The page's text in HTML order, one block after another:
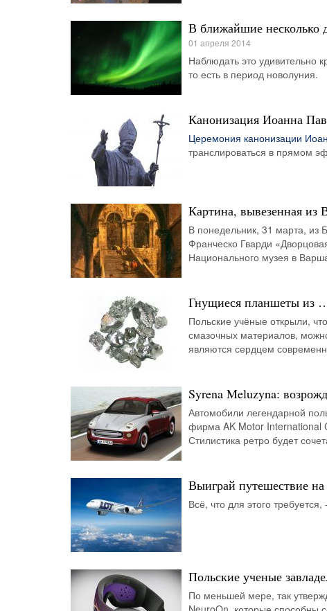
В ближайшие несколько
01 апреля 2014
Наблюдать это удивительно
то есть в период новолуния.
Канонизация Иоанна
Церемония канонизации
транслироваться в прямом
Картина, вывезенная из
В понедельник, 31 марта, из
Франческо Гварди
Национального музея в
Гнущиеся планшеты из
Польские учёные открыли,
смазочных материалов,
являются сердцем
Syrena Meluzyna:
Автомобили легендарной
фирма AK Motor International
Стилистика ретро будет
Выиграй путешествие
Всё, что для этого
Польские ученые
По меньшей мере, так